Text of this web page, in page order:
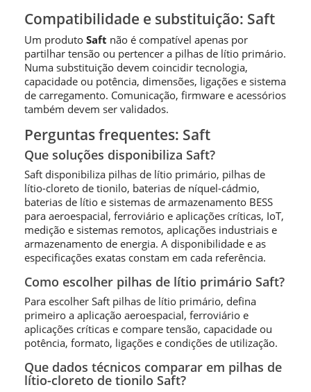
Compatibilidade e substituição: Saft
Um produto Saft não é compatível apenas por
partilhar tensão ou pertencer a pilhas de lítio primário.
Numa substituição devem coincidir tecnologia,
capacidade ou potência, dimensões, ligações e sistema
de carregamento. Comunicação, firmware e acessórios
também devem ser validados.
Perguntas frequentes: Saft
Que soluções disponibiliza Saft?
Saft disponibiliza pilhas de lítio primário, pilhas de
lítio-cloreto de tionilo, baterias de níquel-cádmio,
baterias de lítio e sistemas de armazenamento BESS
para aeroespacial, ferroviário e aplicações críticas, IoT,
medição e sistemas remotos, aplicações industriais e
armazenamento de energia. A disponibilidade e as
especificações exatas constam em cada referência.
Como escolher pilhas de lítio primário Saft?
Para escolher Saft pilhas de lítio primário, defina
primeiro a aplicação aeroespacial, ferroviário e
aplicações críticas e compare tensão, capacidade ou
potência, formato, ligações e condições de utilização.
Que dados técnicos comparar em pilhas de
lítio-cloreto de tionilo Saft?